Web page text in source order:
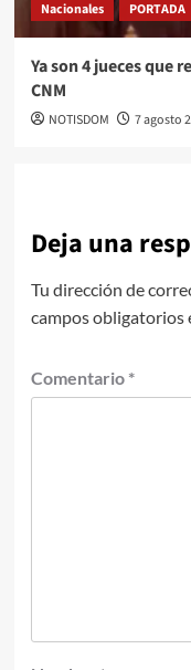
Nacionales PORTADA
Ya son 4 jueces que
CNM
NOTISDOM 7 agosto
Deja una
Tu dirección de
campos obligatorios
Comentario *